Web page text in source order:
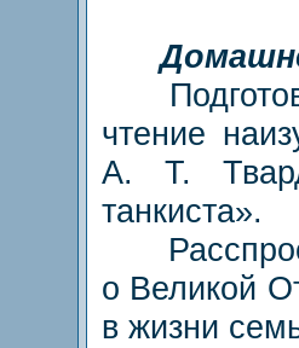
чтение
А. Т.
танкиста».
о Великой
в жизни